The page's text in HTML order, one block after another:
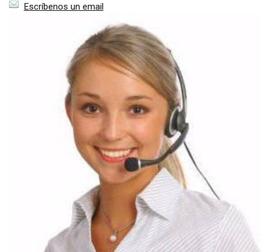
Escríbenos un email